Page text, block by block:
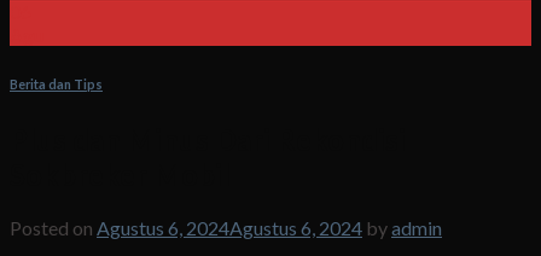
Berita dan Tips
Posted on Agustus 6, 2024Agustus 6, 2024 byadmin